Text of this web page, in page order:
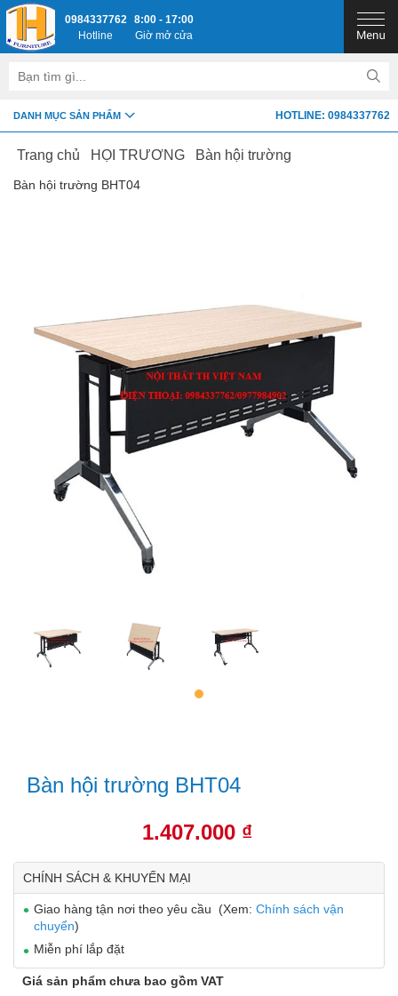
Trang chủ HỘI TRƯỜNG Bàn hội trường
Bàn hội trường BHT04
Bàn hội trường BHT04
1.407.000 ₫
CHÍNH SÁCH & KHUYẾN MẠI
Giao hàng tận nơi theo yêu cầu (Xem: Chính sách vận
chuyển)
Miễn phí lắp đặt
Giá sản phẩm chưa bao gồm VAT
0984337762
Hotline
8:00 - 17:00
Giờ mở cửa
DANH MỤC SẢN PHẨM HOTLINE: 0984337762